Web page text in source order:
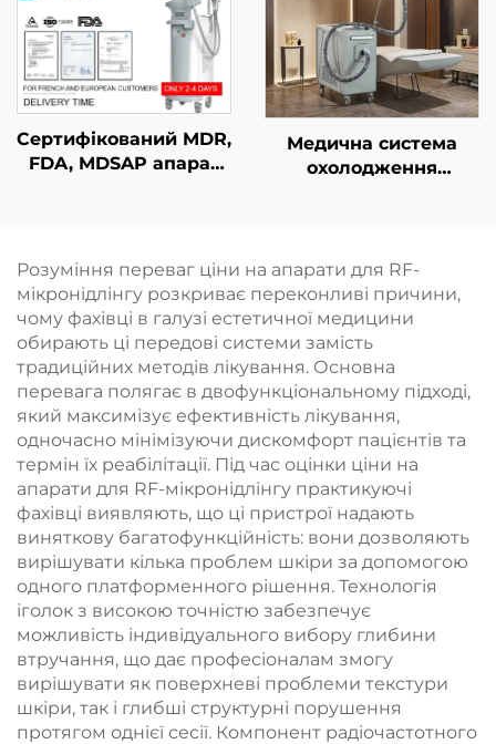
Сертифікований MDR,
FDA, MDSAP апарат
змінними насадками
та потужністю 600 Вт,
1200 Вт, 1800 Вт, 3000
Вт; діодний лазер з
довжинами хвиль 755
нм, 808 нм, 940 нм,
1064 нм
Медична система
охолодження
та епідермального
захисту, безперервне
безконтактне
використання в
клініці
Розуміння переваг ціни на апарати для RF-
мікронідлінгу розкриває переконливі причини,
чому фахівці в галузі естетичної медицини
обирають ці передові системи замість
традиційних методів лікування. Основна
перевага полягає в двофункціональному підході,
який максимізує ефективність лікування,
одночасно мінімізуючи дискомфорт пацієнтів та
термін їх реабілітації. Під час оцінки ціни на
апарати для RF-мікронідлінгу практикуючі
фахівці виявляють, що ці пристрої надають
виняткову багатофункційність: вони дозволяють
вирішувати кілька проблем шкіри за допомогою
одного платформенного рішення. Технологія
іголок з високою точністю забезпечує
можливість індивідуального вибору глибини
втручання, що дає професіоналам змогу
вирішувати як поверхневі проблеми текстури
шкіри, так і глибші структурні порушення
протягом однієї сесії. Компонент радіочастотного